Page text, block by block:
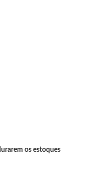
os estoques